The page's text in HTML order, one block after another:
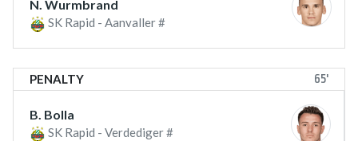
N. Wurmbrand
SK Rapid - Aanvaller #
PENALTY 65'
B. Bolla
SK Rapid - Verdediger #